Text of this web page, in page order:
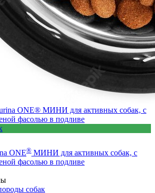
ONE® МИНИ для активных собак, с
фасолью в подливе